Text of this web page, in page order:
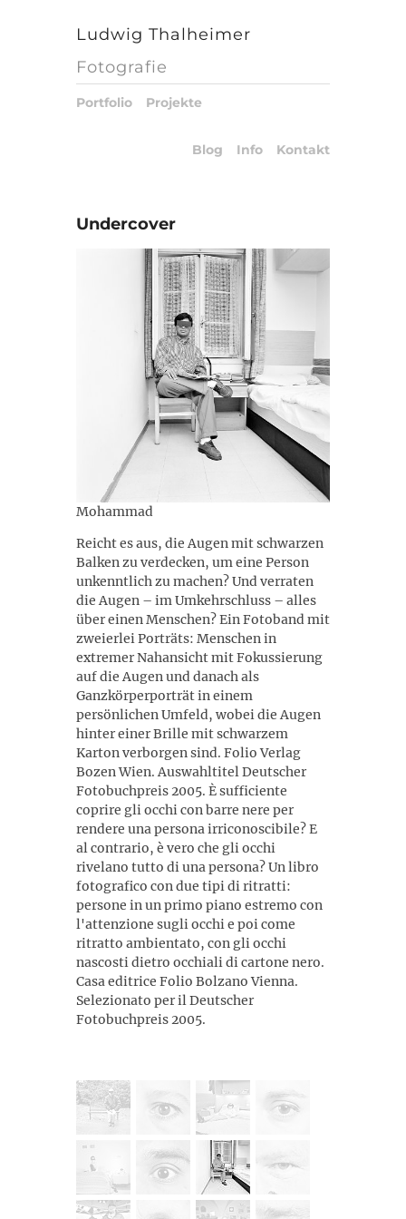
Ludwig Thalheimer
Fotografie
Portfolio Projekte
Blog Info Kontakt
Undercover
Mohammad
Reicht es aus, die Augen mit schwarzen
Balken zu verdecken, um eine Person
unkenntlich zu machen? Und verraten
die Augen – im Umkehrschluss – alles
über einen Menschen? Ein Fotoband mit
zweierlei Porträts: Menschen in
extremer Nahansicht mit Fokussierung
auf die Augen und danach als
Ganzkörperporträt in einem
persönlichen Umfeld, wobei die Augen
hinter einer Brille mit schwarzem
Karton verborgen sind. Folio Verlag
Bozen Wien. Auswahltitel Deutscher
Fotobuchpreis 2005. È sufficiente
coprire gli occhi con barre nere per
rendere una persona irriconoscibile? E
al contrario, è vero che gli occhi
rivelano tutto di una persona? Un libro
fotografico con due tipi di ritratti:
persone in un primo piano estremo con
l'attenzione sugli occhi e poi come
ritratto ambientato, con gli occhi
nascosti dietro occhiali di cartone nero.
Casa editrice Folio Bolzano Vienna.
Selezionato per il Deutscher
Fotobuchpreis 2005.